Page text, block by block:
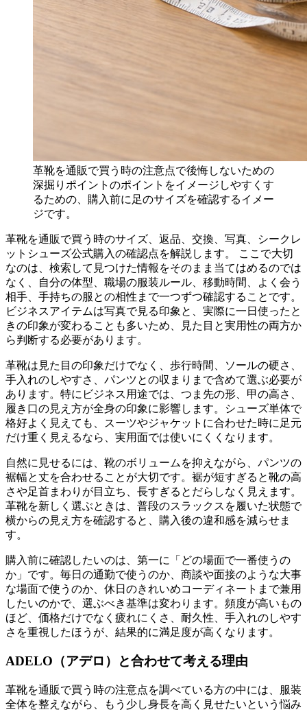
革靴を通販で買う時の注意点で後悔しないための
深掘りポイントのポイントをイメージしやすくす
るための、購入前に足のサイズを確認するイメー
ジです。
革靴を通販で買う時のサイズ、返品、交換、写真、シークレ
ットシューズ公式購入の確認点を解説します。 ここで大切
なのは、検索して見つけた情報をそのまま当てはめるのでは
なく、自分の体型、職場の服装ルール、移動時間、よく会う
相手、手持ちの服との相性まで一つずつ確認することです。
ビジネスアイテムは写真で見る印象と、実際に一日使ったと
きの印象が変わることも多いため、見た目と実用性の両方か
ら判断する必要があります。
革靴は見た目の印象だけでなく、歩行時間、ソールの硬さ、
手入れのしやすさ、パンツとの収まりまで含めて選ぶ必要が
あります。特にビジネス用途では、つま先の形、甲の高さ、
履き口の見え方が全身の印象に影響します。シューズ単体で
格好よく見えても、スーツやジャケットに合わせた時に足元
だけ重く見えるなら、実用面では使いにくくなります。
自然に見せるには、靴のボリュームを抑えながら、パンツの
裾幅と丈を合わせることが大切です。裾が短すぎると靴の高
さや足首まわりが目立ち、長すぎるとだらしなく見えます。
革靴を新しく選ぶときは、普段のスラックスを履いた状態で
横からの見え方を確認すると、購入後の違和感を減らせま
す。
購入前に確認したいのは、第一に「どの場面で一番使うの
か」です。毎日の通勤で使うのか、商談や面接のような大事
な場面で使うのか、休日のきれいめコーディネートまで兼用
したいのかで、選ぶべき基準は変わります。頻度が高いもの
ほど、価格だけでなく疲れにくさ、耐久性、手入れのしやす
さを重視したほうが、結果的に満足度が高くなります。
ADELO（アデロ）と合わせて考える理由
革靴を通販で買う時の注意点を調べている方の中には、服装
全体を整えながら、もう少し身長を高く見せたいという悩み